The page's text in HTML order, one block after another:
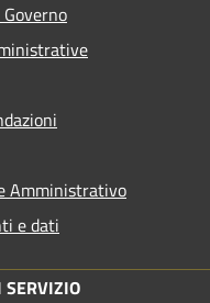
Amministrativo
e dati
SERVIZIO